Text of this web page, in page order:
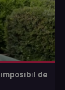
de